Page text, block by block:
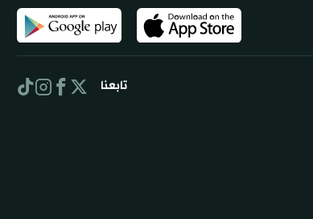
تابعنا